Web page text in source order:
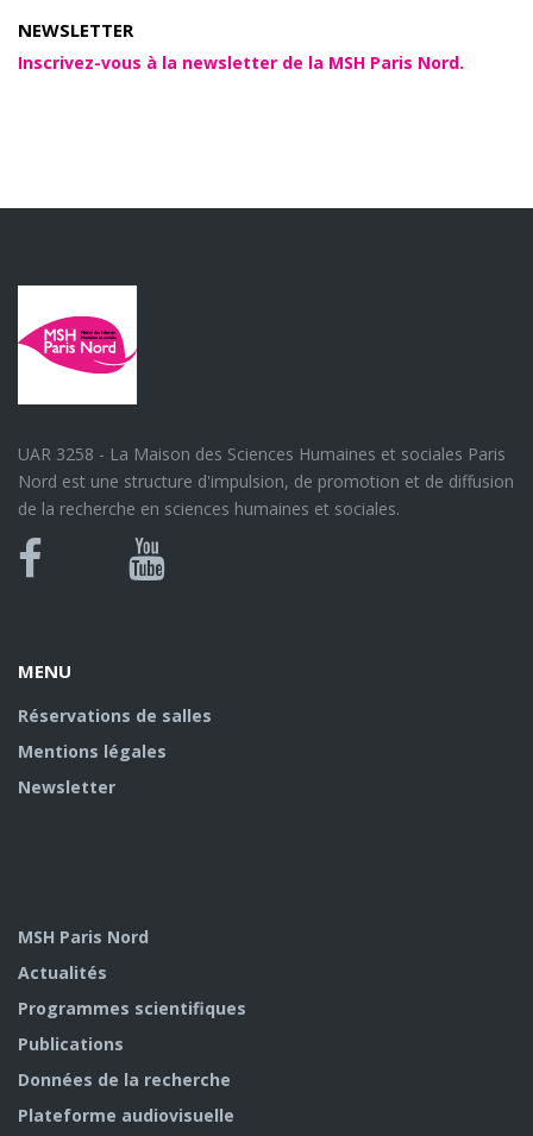
NEWSLETTER
Inscrivez-vous à la newsletter de la MSH Paris Nord.
UAR 3258 - La Maison des Sciences Humaines et sociales Paris
Nord est une structure d'impulsion, de promotion et de diffusion
de la recherche en sciences humaines et sociales.
MENU
Réservations de salles
Mentions légales
Newsletter
MSH Paris Nord
Actualités
Programmes scientifiques
Publications
Données de la recherche
Plateforme audiovisuelle